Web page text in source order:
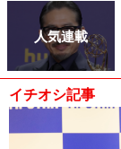
人気連載
イチオシ記事